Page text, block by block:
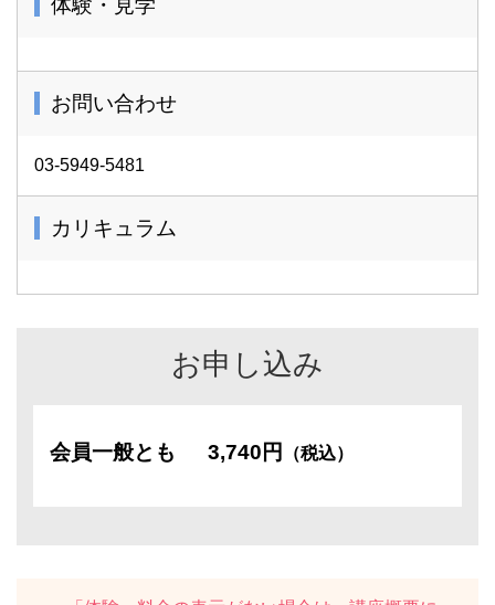
体験・見学
お問い合わせ
03-5949-5481
カリキュラム
お申し込み
会員一般とも 3,740円 （税込）